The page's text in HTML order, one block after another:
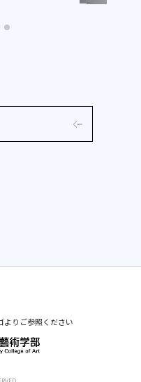
よりご参照ください